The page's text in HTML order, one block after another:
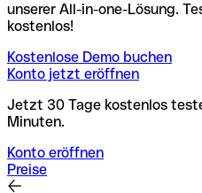
unserer All-in-one-Lösung.
kostenlos!
Kostenlose Demo buchen
Konto jetzt eröffnen
Jetzt 30 Tage kostenlos
Minuten.
Konto eröffnen
Preise